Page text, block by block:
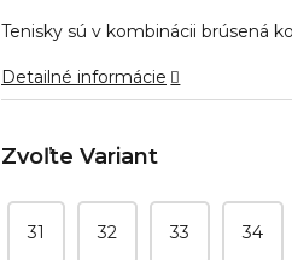
31 32 33 34
Tenisky sú v kombinácii brúsená
Detailné informácie